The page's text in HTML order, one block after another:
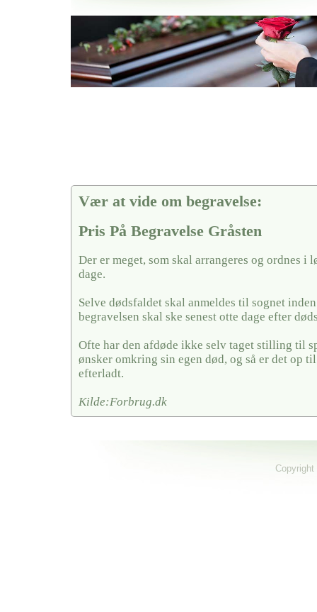
Her hos os får du altid en god afslutning når det gælder
Pris På Begravelse Gråsten
vi hjælper i alle faser af begravelsel
Vær at vide om begravelse:
Pris På Begravelse Gråsten
Der er meget, som skal arrangeres og ordnes i
dage.
Selve dødsfaldet skal anmeldes til sognet
begravelsen skal ske senest otte dage efter
Ofte har den afdøde ikke selv taget stilling til
ønsker omkring sin egen død, og så er det op
efterladt.
Kilde:Forbrug.dk